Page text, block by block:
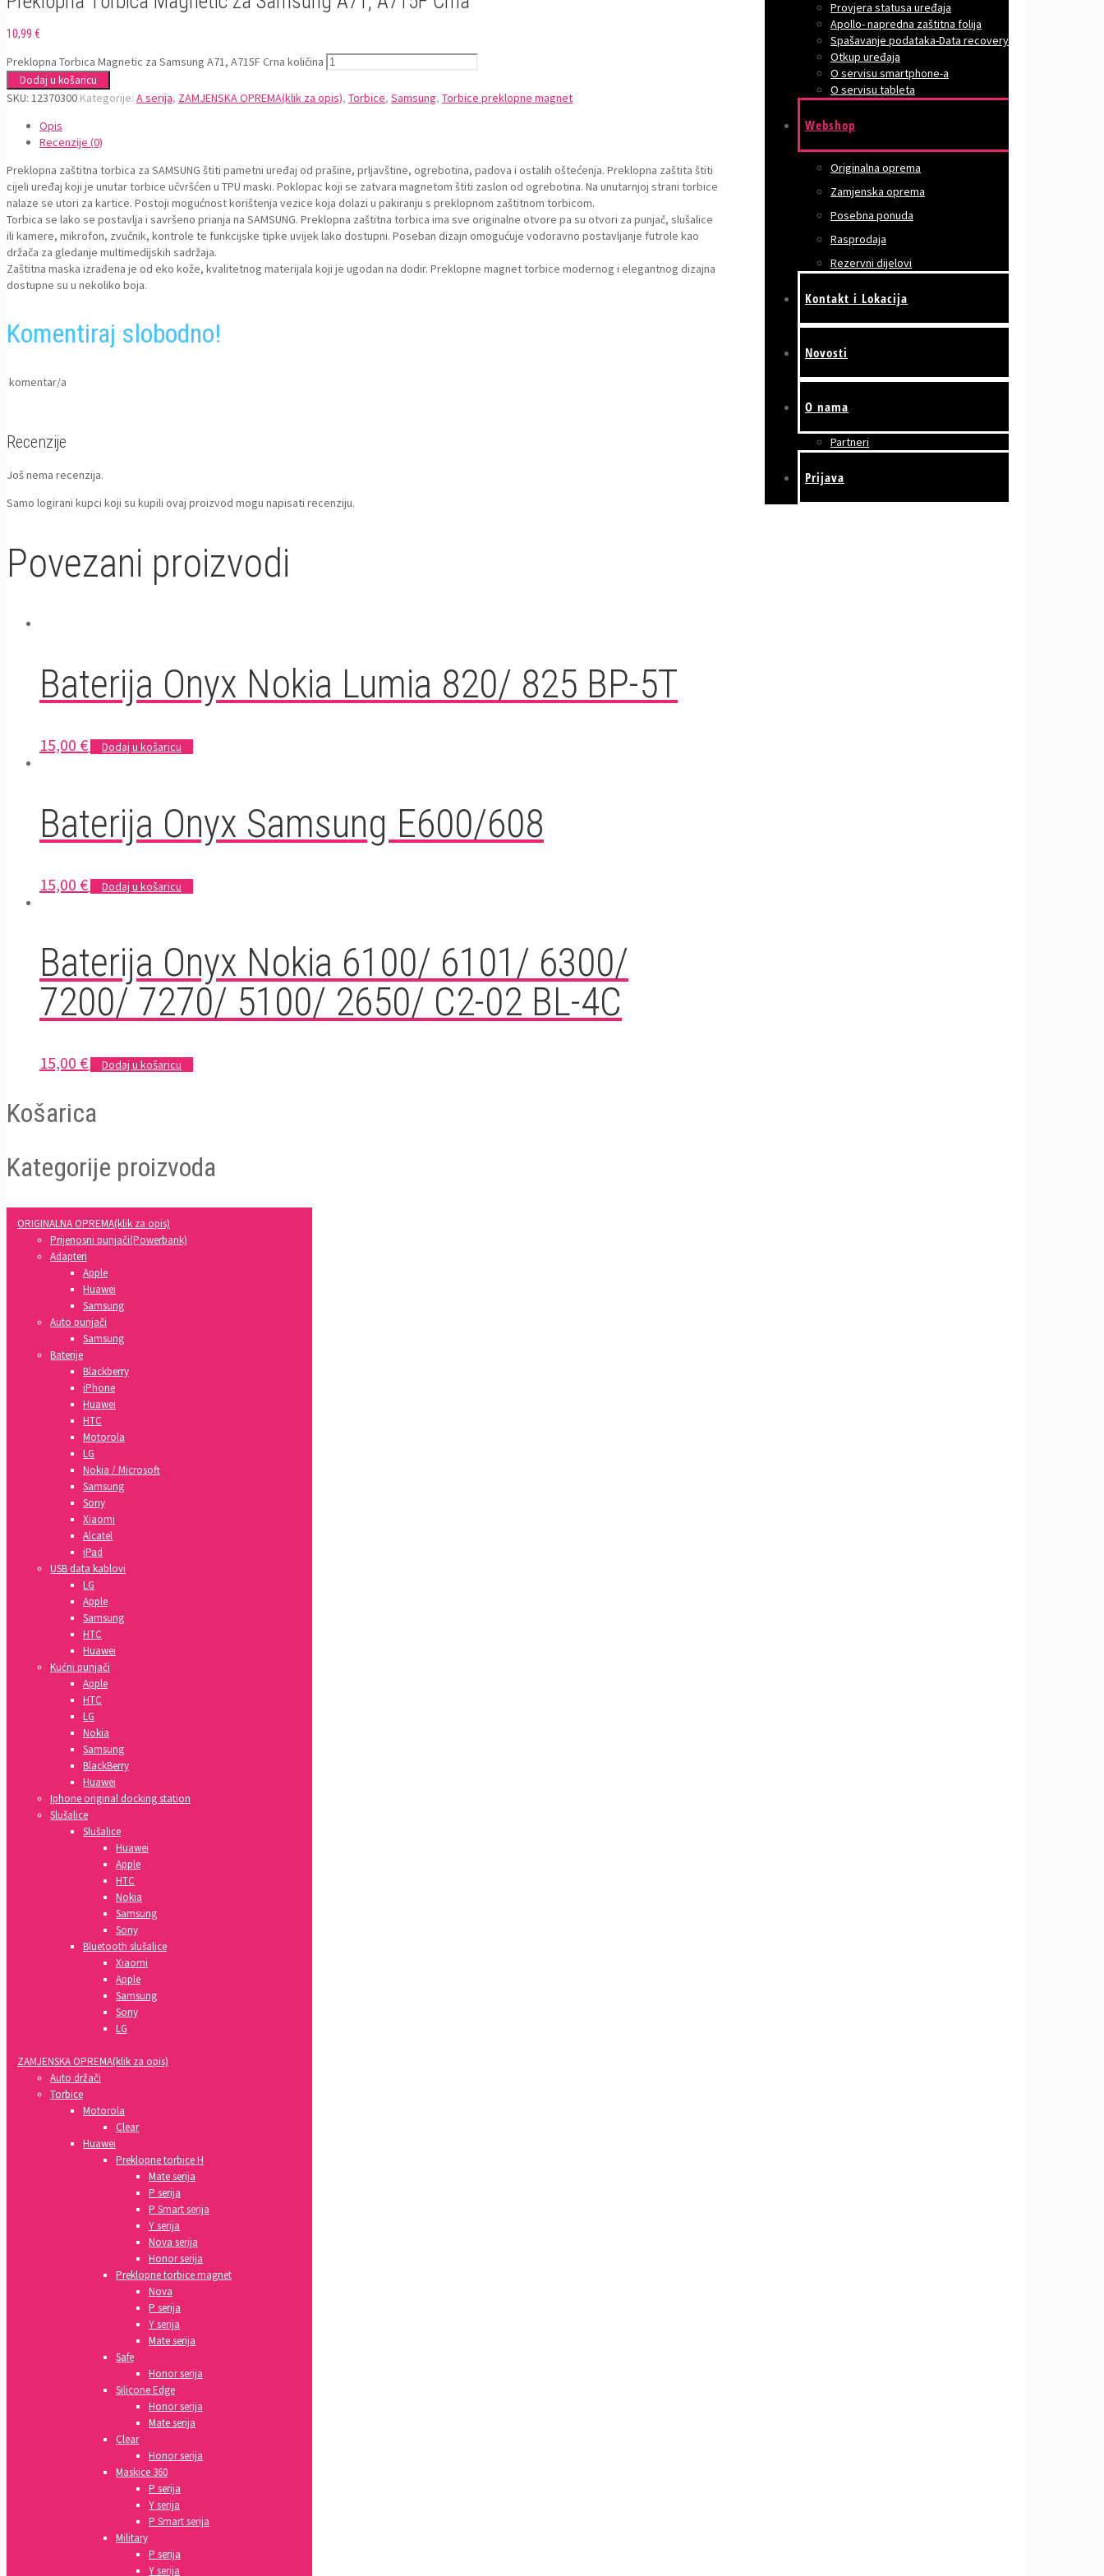
Provjera statusa uređaja
Apollo- napredna zaštitna folija
Spašavanje podataka-Data recovery
Otkup uređaja
O servisu smartphone-a
O servisu tableta
Webshop
Originalna oprema
Zamjenska oprema
Posebna ponuda
Rasprodaja
Rezervni dijelovi
Kontakt i Lokacija
Novosti
O nama
Partneri
Prijava
10,99 €
Preklopna Torbica Magnetic za Samsung A71, A715F Crna količina
Dodaj u košaricu
SKU: 12370300 Kategorije: A serija, ZAMJENSKA OPREMA(klik za opis), Torbice, Samsung, Torbice preklopne magnet
Opis
Recenzije (0)
Preklopna zaštitna torbica za SAMSUNG štiti pametni uređaj od prašine, prljavštine, ogrebotina, padova i ostalih oštećenja. Preklopna zaštita štiti
cijeli uređaj koji je unutar torbice učvršćen u TPU maski. Poklopac koji se zatvara magnetom štiti zaslon od ogrebotina. Na unutarnjoj strani torbice
nalaze se utori za kartice. Postoji mogućnost korištenja vezice koja dolazi u pakiranju s preklopnom zaštitnom torbicom.
Torbica se lako se postavlja i savršeno prianja na SAMSUNG. Preklopna zaštitna torbica ima sve originalne otvore pa su otvori za punjač, slušalice
ili kamere, mikrofon, zvučnik, kontrole te funkcijske tipke uvijek lako dostupni. Poseban dizajn omogućuje vodoravno postavljanje futrole kao
držača za gledanje multimedijskih sadržaja.
Zaštitna maska izrađena je od eko kože, kvalitetnog materijala koji je ugodan na dodir. Preklopne magnet torbice modernog i elegantnog dizajna
dostupne su u nekoliko boja.
Komentiraj slobodno!
komentar/a
Recenzije
Još nema recenzija.
Samo logirani kupci koji su kupili ovaj proizvod mogu napisati recenziju.
Povezani proizvodi
Baterija Onyx Nokia Lumia 820/ 825 BP-5T
15,00 € Dodaj u košaricu
Baterija Onyx Samsung E600/608
15,00 € Dodaj u košaricu
Baterija Onyx Nokia 6100/ 6101/ 6300/
7200/ 7270/ 5100/ 2650/ C2-02 BL-4C
15,00 € Dodaj u košaricu
Košarica
Kategorije proizvoda
ORIGINALNA OPREMA(klik za opis)
Prijenosni punjači(Powerbank)
Adapteri
Apple
Huawei
Samsung
Auto punjači
Samsung
Baterije
Blackberry
iPhone
Huawei
HTC
Motorola
LG
Nokia / Microsoft
Samsung
Sony
Xiaomi
Alcatel
iPad
USB data kablovi
LG
Apple
Samsung
HTC
Huawei
Kućni punjači
Apple
HTC
LG
Nokia
Samsung
BlackBerry
Huawei
Iphone original docking station
Slušalice
Slušalice
Huawei
Apple
HTC
Nokia
Samsung
Sony
Bluetooth slušalice
Xiaomi
Apple
Samsung
Sony
LG
ZAMJENSKA OPREMA(klik za opis)
Auto držači
Torbice
Motorola
Clear
Huawei
Preklopne torbice H
Mate serija
P serija
P Smart serija
Y serija
Nova serija
Honor serija
Preklopne torbice magnet
Nova
P serija
Y serija
Mate serija
Safe
Honor serija
Silicone Edge
Honor serija
Mate serija
Clear
Honor serija
Maskice 360
P serija
Y serija
P Smart serija
Military
P serija
Y serija